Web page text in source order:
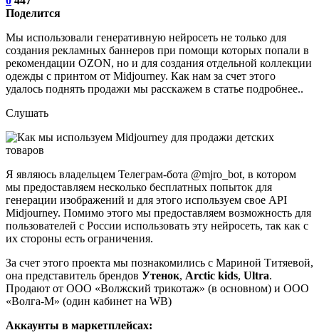
Поделится
Мы использовали генеративную нейросеть не только для
создания рекламных баннеров при помощи которых попали в
рекомендации OZON, но и для создания отдельной коллекции
одежды с принтом от Midjourney. Как нам за счет этого
удалось поднять продажи мы расскажем в статье подробнее..
Слушать
Я являюсь владельцем Телеграм-бота @mjro_bot, в котором
мы предоставляем несколько бесплатных попыток для
генерации изображений и для этого используем свое API
Midjourney. Помимо этого мы предоставляем возможность для
пользователей с России использовать эту нейросеть, так как с
их стороны есть ограничения.
За счет этого проекта мы познакомились с Мариной Титяевой,
она представитель брендов Утенок, Arctic kids, Ultra.
Продают от ООО «Волжский трикотаж» (в основном) и ООО
«Волга-М» (один кабинет на WB)
Аккаунты в маркетплейсах: